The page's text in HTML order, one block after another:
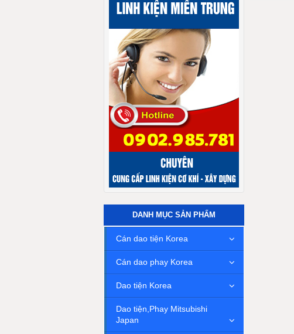
DANH MỤC SẢN PHẨM
Cán dao tiện Korea
Cán dao phay Korea
Dao tiện Korea
Dao tiện,Phay Mitsubishi
Japan